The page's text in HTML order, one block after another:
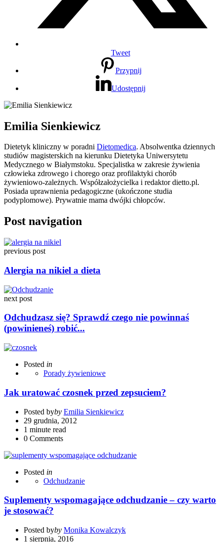
Tweet
Przypnij
Udostępnij
Emilia Sienkiewicz
Dietetyk kliniczny w poradni Dietomedica. Absolwentka dziennych
studiów magisterskich na kierunku Dietetyka Uniwersytetu
Medycznego w Białymstoku. Specjalistka w zakresie żywienia
człowieka zdrowego i chorego oraz profilaktyki chorób
żywieniowo-zależnych. Współzałożycielka i redaktor dietto.pl.
Posiada uprawnienia pedagogiczne (ukończone studia
podyplomowe). Prywatnie mama dwójki chłopców.
Post navigation
previous post
Alergia na nikiel a dieta
next post
Odchudzasz się? Sprawdź czego nie powinnaś
(powinieneś) robić...
Posted in
Porady żywieniowe
Jak uratować czosnek przed zepsuciem?
Posted byby Emilia Sienkiewicz
29 grudnia, 2012
1 minute read
0 Comments
Posted in
Odchudzanie
Suplementy wspomagające odchudzanie – czy warto
je stosować?
Posted byby Monika Kowalczyk
1 sierpnia, 2016